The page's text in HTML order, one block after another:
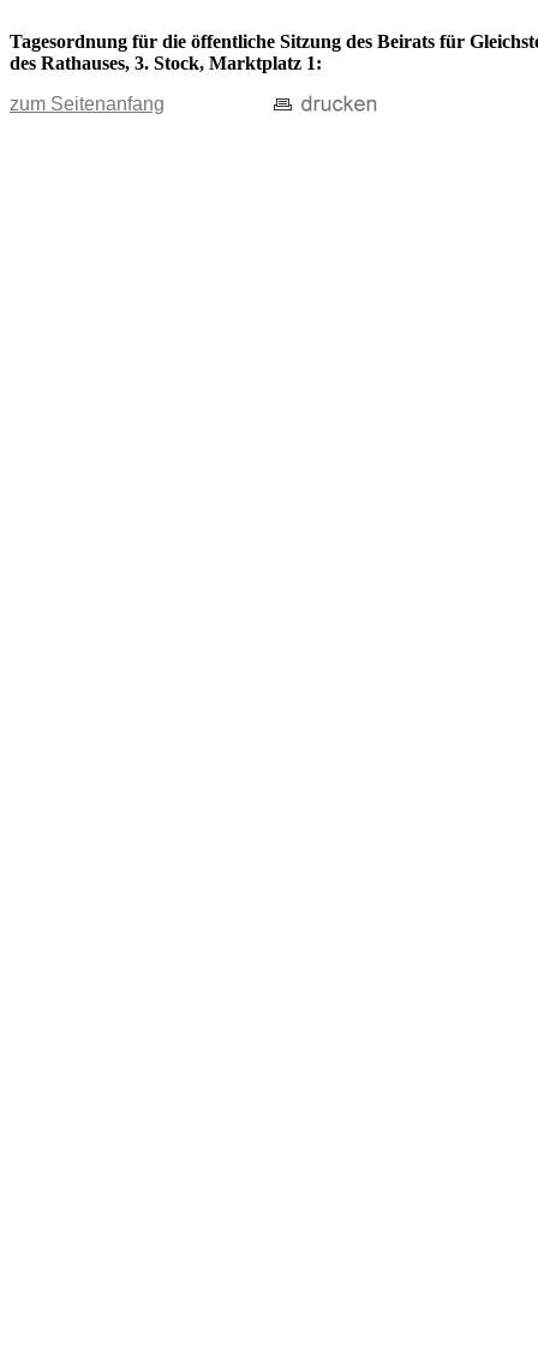
Tagesordnung für die öffentliche Sitzung des Beirats für
des Rathauses, 3. Stock, Marktplatz 1:
zum Seitenanfang